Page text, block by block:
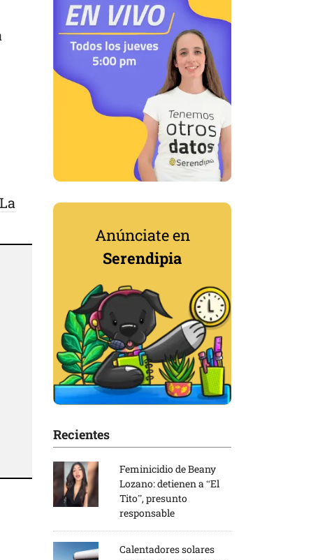
La
Anúnciate en
Serendipia
Recientes
Feminicidio de Beany
Lozano: detienen a “El
Tito”, presunto
responsable
Calentadores solares